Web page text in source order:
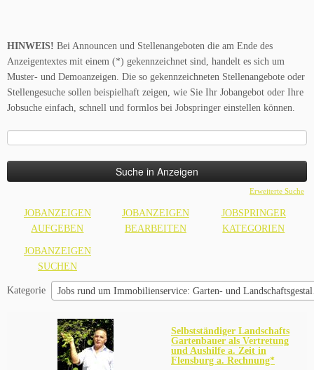
HINWEIS! Bei Announcen und Stellenangeboten die am Ende des
Anzeigentextes mit einem (*) gekennzeichnet sind, handelt es sich um
Muster- und Demoanzeigen. Die so gekennzeichneten Stellenangebote oder
Stellengesuche sollen beispielhaft zeigen, wie Sie Ihr Jobangebot oder Ihre
Jobsuche einfach, schnell und formlos bei Jobspringer einstellen können.
Erweiterte Suche
JOBANZEIGEN
AUFGEBEN
JOBANZEIGEN
BEARBEITEN
JOBSPRINGER
KATEGORIEN
JOBANZEIGEN
SUCHEN
Kategorie Jobs rund um Immobilienservice: Garten- und Landschaftsgestaltung
Selbstständiger Landschafts
Gartenbauer als Vertretung
und Aushilfe a. Zeit in
Flensburg a. Rechnung*